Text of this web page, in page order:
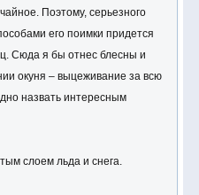
Поэтому, серьезного
его поимки придется
Сюда я бы отнес блесны и
окуня – выцеживание за всю
назвать интересным
слоем льда и снега.